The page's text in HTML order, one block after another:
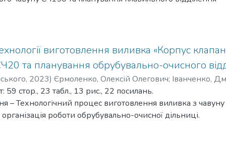
та небезпечних виробничих факторів у
у спроєктованому відділені ливарного цеху.
чавуну; Розрахунок основних параметрів та
печі; Проектування креслення виливка «Корпус
креслення «Модельна плита верху та низу із
«Стрижневий ящик»; Проектування креслення
Було розроблено технологію виготовлення виливка у
чавуну та спроектовані наступні графічні об’єкти:
плита верху та низу із моделями», «Стрижневий
вигляді». Був розрахований техніко-економічний
виготовлення виливка «Корпус
та планування обрубувально-очисного
, 2023) Єрмоленко, Олексій Олегович; Іванченко,
стор., 23 табл., 13 рис., 22 посилань.
– Технологічний процес виготовлення виливка з
роботи обрубувально-очисної дільниці.
проекту – розробити технологію виготовлення